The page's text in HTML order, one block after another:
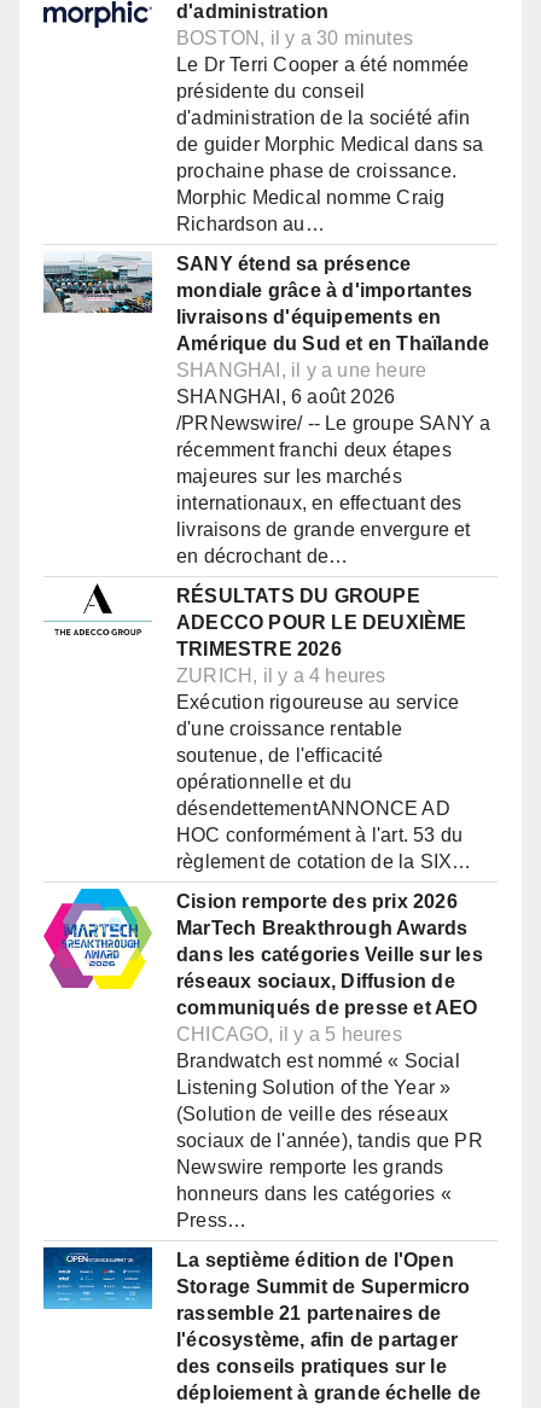
d'administration
BOSTON, il y a 30 minutes
Le Dr Terri Cooper a été nommée
présidente du conseil
d'administration de la société afin
de guider Morphic Medical dans sa
prochaine phase de croissance.
Morphic Medical nomme Craig
Richardson au…
SANY étend sa présence
mondiale grâce à d'importantes
livraisons d'équipements en
Amérique du Sud et en Thaïlande
SHANGHAI, il y a une heure
SHANGHAI, 6 août 2026
/PRNewswire/ -- Le groupe SANY a
récemment franchi deux étapes
majeures sur les marchés
internationaux, en effectuant des
livraisons de grande envergure et
en décrochant de…
RÉSULTATS DU GROUPE
ADECCO POUR LE DEUXIÈME
TRIMESTRE 2026
ZURICH, il y a 4 heures
Exécution rigoureuse au service
d'une croissance rentable
soutenue, de l'efficacité
opérationnelle et du
désendettementANNONCE AD
HOC conformément à l'art. 53 du
règlement de cotation de la SIX…
Cision remporte des prix 2026
MarTech Breakthrough Awards
dans les catégories Veille sur les
réseaux sociaux, Diffusion de
communiqués de presse et AEO
CHICAGO, il y a 5 heures
Brandwatch est nommé « Social
Listening Solution of the Year »
(Solution de veille des réseaux
sociaux de l'année), tandis que PR
Newswire remporte les grands
honneurs dans les catégories «
Press…
La septième édition de l'Open
Storage Summit de Supermicro
rassemble 21 partenaires de
l'écosystème, afin de partager
des conseils pratiques sur le
déploiement à grande échelle de